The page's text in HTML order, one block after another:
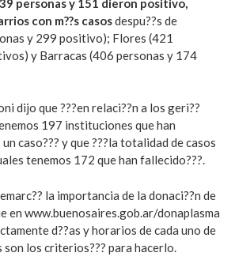
con m??s casosdespu??s de
y 299 positivo); Flores (421
y Barracas (406 personas y 174
dijo que ???en relaci??n a los geri??
197 instituciones que han
caso??? y que ???la totalidad de casos
tenemos 172 que han fallecido???.
la importancia de la donaci??n de
en www.buenosaires.gob.ar/donaplasma
d??as y horarios de cada uno de
son los criterios??? para hacerlo.